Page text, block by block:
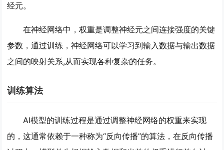
经元。
在神经网络中，权重是调整神经元之间连接强度的关键
参数，通过训练，神经网络可以学习到输入数据与输出数据
之间的映射关系,从而实现各种复杂的任务。
训练算法
AI模型的训练过程是通过调整神经网络的权重来实现
的，这通常依赖于一种称为“反向传播”的算法，在反向传播